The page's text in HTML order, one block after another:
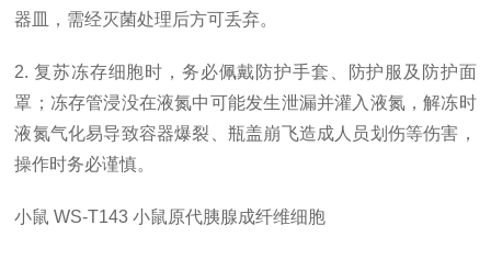
器皿，需经灭菌处理后方可丢弃。
2. 复苏冻存细胞时，务必佩戴防护手套、防护服及防护面
罩；冻存管浸没在液氮中可能发生泄漏并灌入液氮，解冻时
液氮气化易导致容器爆裂、瓶盖崩飞造成人员划伤等伤害，
操作时务必谨慎。
小鼠 WS-T143 小鼠原代胰腺成纤维细胞